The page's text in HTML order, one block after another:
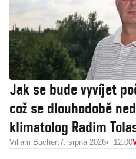
Jak se bude vyvíjet
což se dlouhodobě
klimatolog Radim
Viliam Buchert7. srpna 2026 12:00